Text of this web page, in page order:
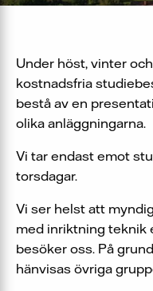
Under höst, vinter
kostnadsfria
bestå av en
olika anläggningarna.
Vi tar endast emot
torsdagar.
Vi ser helst att
med inriktning teknik
besöker oss. På
hänvisas övriga